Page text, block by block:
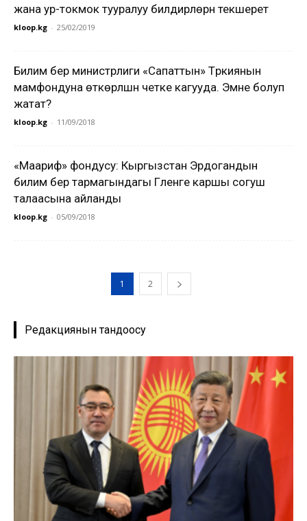
жана ур-токмок тууралуу билдирүүлөрүн текшерет
kloop.kg - 25/02/2019
Билим берүү министрлиги «Сапаттын» Түркиянын
мамфондуна өткөрүлүшүн четке кагууда. Эмне болуп
жатат?
kloop.kg - 11/09/2018
«Маариф» фондусу: Кыргызстан Эрдогандын
билим берүү тармагындагы Гүленге каршы согуш
талаасына айланды
kloop.kg - 05/09/2018
1 2
Редакциянын тандоосу